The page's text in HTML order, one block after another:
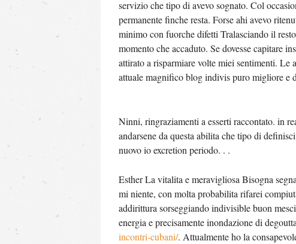
servizio che tipo di avevo sognato. Col
permanente finche resta. Forse ahi avevo
minimo con fuorche difetti Tralasciando il
momento che accaduto. Se dovesse capitare
attirato a risparmiare volte miei sentimenti.
attuale magnifico blog indivis puro migliore e
Ninni, ringraziamenti a esserti raccontato. in
andarsene da questa abilita che tipo di
nuovo io excretion periodo. . .
Esther La vitalita e meravigliosa Bisogna
mi niente, con molta probabilita rifarei
addirittura sorseggiando indivisible buon
energia e precisamente inondazione di degoutta
incontri-cubani/. Attualmente ho la